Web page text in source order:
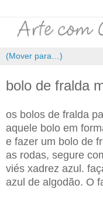
bolo de fralda
os bolos de fralda
aquele bolo em
e fazer um bolo de
as rodas, segure
viés xadrez azul.
azul de algodão. O